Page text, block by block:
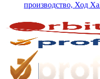
производство, Ход